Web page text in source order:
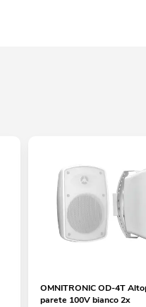
OMNITRONIC OD-4T
parete 100V bianco 2x